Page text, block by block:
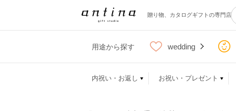
贈り物、カタログギフトの専門店
用途から探す wedding
内祝い・お返し お祝い・プレゼント